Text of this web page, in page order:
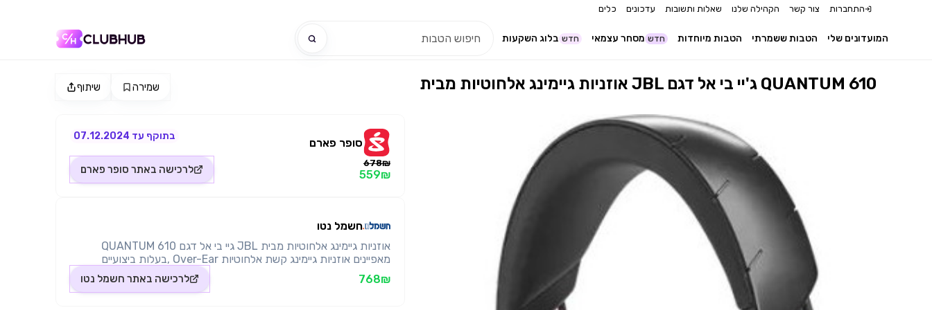
התחברות צור קשר הקהילה שלנו שאלות ותשובות עדכונים כלים
בלוג השקעות חדש מסחר עצמאי חדש הטבות מיוחדות הטבות ששמרתי המועדונים שלי
שיתוף שמירה אוזניות גיימינג אלחוטיות מבית JBL ג'יי בי אל דגם QUANTUM 610
סופר פארם בתוקף עד 07.12.2024
678₪
559₪ לרכישה באתר סופר פארם
חשמל נטו
אוזניות גיימינג אלחוטיות מבית JBL גיי בי אל דגם QUANTUM 610
מאפיינים אוזניות גיימינג קשת אלחוטיות Over-Ear ,בעלות ביצועיים
איכותיים, דרייברים 50 מ"מ, 40 שעות חיי סוללה ומיקרופון מתקפל. תחיו
את המשחק עם Quantum JBL SURROUND ראשכם נכנס למשחק
768₪ לרכישה באתר חשמל נטו